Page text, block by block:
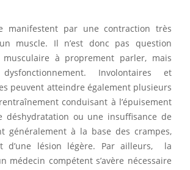
manifestent par une contraction très
muscle. Il n’est donc pas question
musculaire à proprement parler, mais
Involontaires et
peuvent atteindre également plusieurs
conduisant à l’épuisement
déshydratation ou une insuffisance de
généralement à la base des crampes,
d’une lésion légère. Par ailleurs, la
médecin compétent s’avère nécessaire